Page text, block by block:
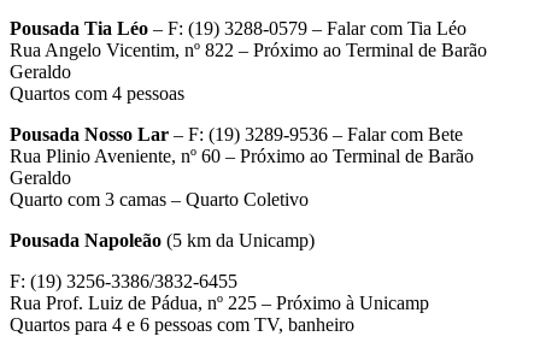
Pousada Tia Léo – F: (19) 3288-0579 – Falar com Tia Léo
Rua Angelo Vicentim, nº 822 – Próximo ao Terminal de Barão
Geraldo
Quartos com 4 pessoas
Pousada Nosso Lar – F: (19) 3289-9536 – Falar com Bete
Rua Plinio Aveniente, nº 60 – Próximo ao Terminal de Barão
Geraldo
Quarto com 3 camas – Quarto Coletivo
Pousada Napoleão (5 km da Unicamp)
F: (19) 3256-3386/3832-6455
Rua Prof. Luiz de Pádua, nº 225 – Próximo à Unicamp
Quartos para 4 e 6 pessoas com TV, banheiro